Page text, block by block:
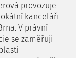
provozuje
kanceláři
V právní
se zaměřuji